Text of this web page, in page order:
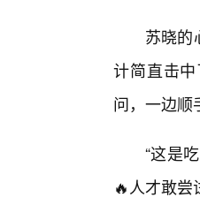
苏晓的
计简直击
问，一边顺
“这是
🔥人才敢